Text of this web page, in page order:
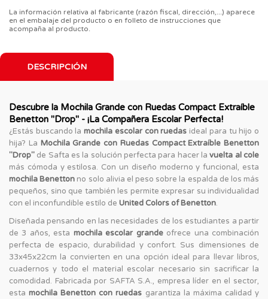
La información relativa al fabricante (razón fiscal, dirección,...) aparece
en el embalaje del producto o en folleto de instrucciones que
acompaña al producto.
DESCRIPCIÓN
Descubre la Mochila Grande con Ruedas Compact Extraíble
Benetton "Drop" - ¡La Compañera Escolar Perfecta!
¿Estás buscando lamochila escolar con ruedas ideal para tu hijo o
hija? La Mochila Grande con Ruedas Compact Extraíble Benetton
"Drop" de Safta es la solución perfecta para hacer lavuelta al cole
más cómoda y estilosa. Con un diseño moderno y funcional, esta
mochila Benetton no solo alivia el peso sobre la espalda de los más
pequeños, sino que también les permite expresar su individualidad
con el inconfundible estilo de United Colors of Benetton.
Diseñada pensando en las necesidades de los estudiantes a partir
de 3 años, esta mochila escolar grandeofrece una combinación
perfecta de espacio, durabilidad y confort. Sus dimensiones de
33x45x22cm la convierten en una opción ideal para llevar libros,
cuadernos y todo el material escolar necesario sin sacrificar la
comodidad. Fabricada por SAFTA S.A., empresa líder en el sector,
estamochila Benetton con ruedas garantiza la máxima calidad y